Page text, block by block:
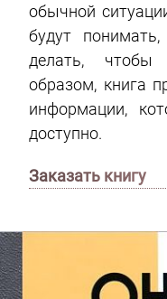
обычной
будут
делать,
образом, книга
информации,
доступно.
Заказать книгу